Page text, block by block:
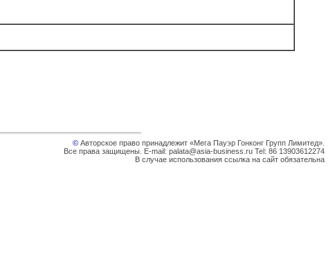
© Авторское право принадлежит «Мега Пауэр Гонконг Групп Лимитед».
Все права защищены. E-mail: palata@asia-business.ru Tel: 86 13903612274
В случае использования ссылка на сайт обязательна